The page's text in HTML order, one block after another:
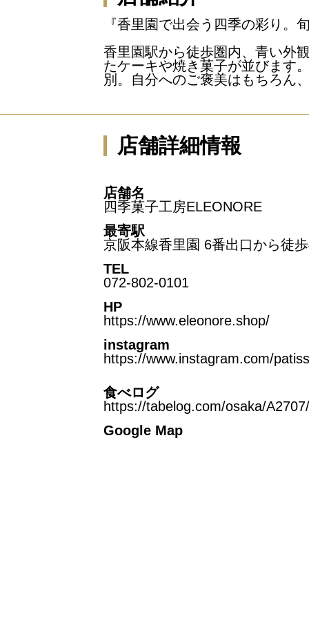
『香里園で出会う四季の彩り。
香里園駅から徒歩圏内、青い外
たケーキや焼き菓子が並びます
別。自分へのご褒美はもちろん
店舗詳細情報
店舗名
四季菓子工房ELEONORE
最寄駅
京阪本線香里園 6番出口から徒
TEL
072-802-0101
HP
https://www.eleonore.shop/
instagram
https://www.instagram.com/
食べログ
https://tabelog.com/osaka/
Google Map